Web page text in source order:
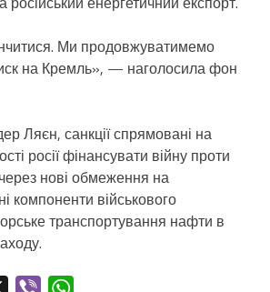
Ми продовжуватимемо
на Кремль», — наголосила фон
Ляєн, санкції спрямовані на
росії фінансувати війну проти
нові обмеження на
компоненти військового
транспортування нафти в